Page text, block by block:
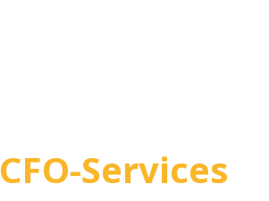
CFO-Services